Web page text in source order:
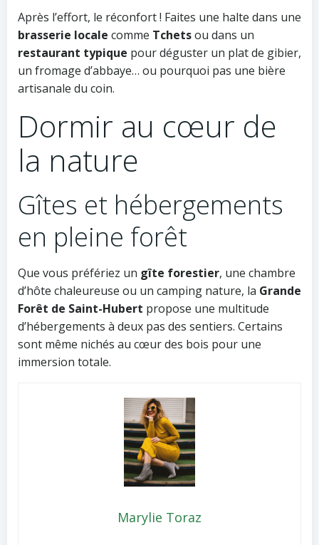
Après l’effort, le réconfort ! Faites une halte dans une
brasserie locale comme Tchetsou dans un
restaurant typique pour déguster un plat de gibier,
un fromage d’abbaye… ou pourquoi pas une bière
artisanale du coin.
Dormir au cœur de
la nature
Gîtes et hébergements
en pleine forêt
Que vous préfériez un gîte forestier, une chambre
d’hôte chaleureuse ou un camping nature, la Grande
Forêt de Saint-Hubert propose une multitude
d’hébergements à deux pas des sentiers. Certains
sont même nichés au cœur des bois pour une
immersion totale.
Marylie Toraz